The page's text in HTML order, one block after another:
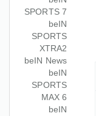
SPORTS 7
beIN
SPORTS
XTRA2
beIN News
beIN
SPORTS
MAX 6
beIN